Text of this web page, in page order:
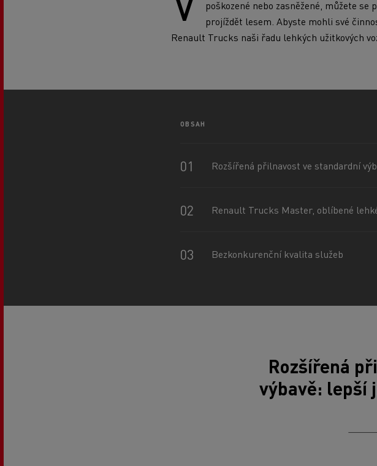
poškozené nebo zasněžené, můžete
projíždět lesem. Abyste mohli své
Renault Trucks naši řadu lehkých užitkových
OBSAH
Rozšířená přilnavost ve standardní
Renault Trucks Master, oblíbené
Bezkonkurenční kvalita služeb
Rozšířená
výbavě: lepší